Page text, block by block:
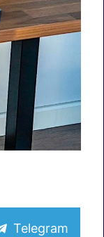
S
Telegram